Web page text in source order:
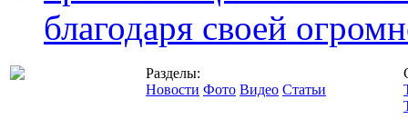
благодаря своей
Разделы:
Новости Фото Видео Статьи